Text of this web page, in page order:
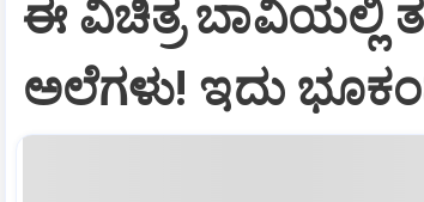
ಈ ವಿಚಿತ್ರ ಬಾವಿಯಲ್ಲಿ
ಅಲೆಗಳು! ಇದು